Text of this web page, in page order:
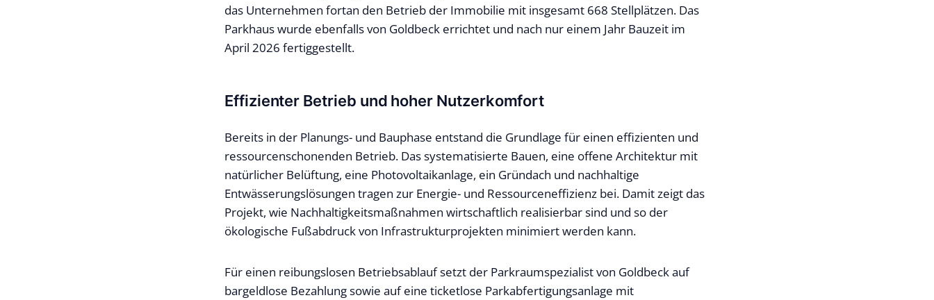
das Unternehmen fortan den Betrieb der Immobilie mit insgesamt 668 Stellplätzen. Das
Parkhaus wurde ebenfalls von Goldbeck errichtet und nach nur einem Jahr Bauzeit im
April 2026 fertiggestellt.
Effizienter Betrieb und hoher Nutzerkomfort
Bereits in der Planungs- und Bauphase entstand die Grundlage für einen effizienten und
ressourcenschonenden Betrieb. Das systematisierte Bauen, eine offene Architektur mit
natürlicher Belüftung, eine Photovoltaikanlage, ein Gründach und nachhaltige
Entwässerungslösungen tragen zur Energie- und Ressourceneffizienz bei. Damit zeigt das
Projekt, wie Nachhaltigkeitsmaßnahmen wirtschaftlich realisierbar sind und so der
ökologische Fußabdruck von Infrastrukturprojekten minimiert werden kann.
Für einen reibungslosen Betriebsablauf setzt der Parkraumspezialist von Goldbeck auf
bargeldlose Bezahlung sowie auf eine ticketlose Parkabfertigungsanlage mit